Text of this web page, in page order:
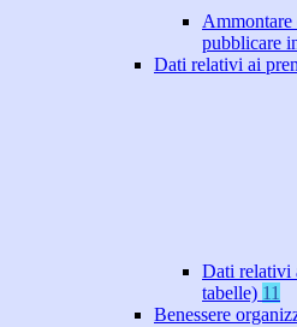
Ammontare
pubblicare
Dati relativi ai
Dati relativi
tabelle) 11
Benessere